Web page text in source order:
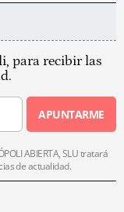
para recibir las
APUNTARME
ABIERTA, SLU tratará
de actualidad.